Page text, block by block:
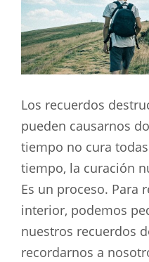
Los recuerdos
pueden causarnos
tiempo no cura
tiempo, la curación
Es un proceso. Para
interior, podemos
nuestros recuerdos
recordarnos a